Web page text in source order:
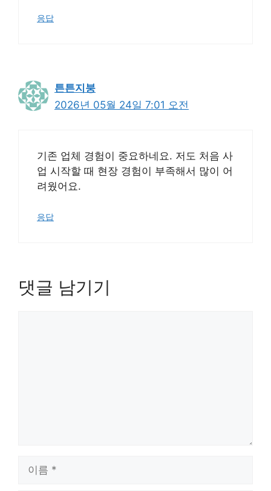
응답
튼튼지붕
2026년 05월 24일 7:01 오전
기존 업체 경험이 중요하네요. 저도 처음 사
업 시작할 때 현장 경험이 부족해서 많이 어
려웠어요.
응답
댓글 남기기